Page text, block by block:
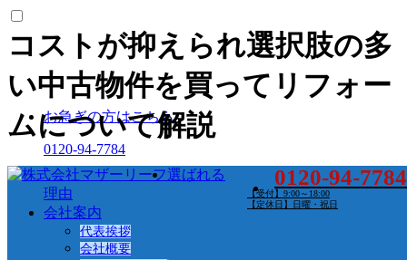
コストが抑えられ選択肢の多
い中古物件を買ってリフォー
ムについて解説
0120-94-7784
【受付】9:00～18:00
【定休日】日曜・祝日
選ばれる
理由
会社案内
代表挨拶
会社概要
お急ぎの方はこちら
0120-94-7784
メールでのご相談はこちら
お問い合わせ
最新の投稿